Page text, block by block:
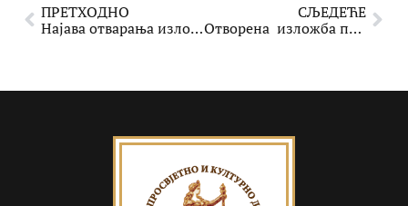
ПРЕТХОДНО
Најава отварања изложбе
СЉЕДЕЋЕ
Отворена изложбa под називом: “Господин Милош Миладиновић – пројектант, архитект, градитељ”